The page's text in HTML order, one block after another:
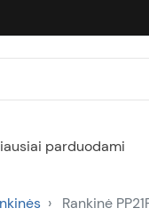
parduodami
Rankinė